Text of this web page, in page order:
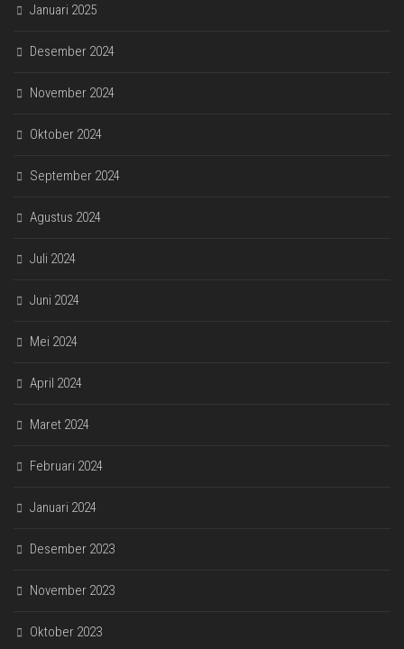
Januari 2025
Desember 2024
November 2024
Oktober 2024
September 2024
Agustus 2024
Juli 2024
Juni 2024
Mei 2024
April 2024
Maret 2024
Februari 2024
Januari 2024
Desember 2023
November 2023
Oktober 2023